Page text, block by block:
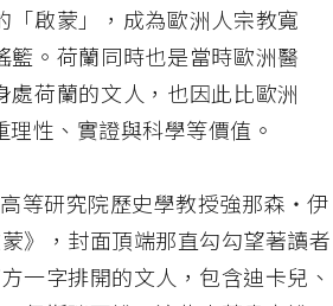
「啟蒙」，成為歐洲人宗教寬
籃。荷蘭同時也是當時歐洲醫
處荷蘭的文人，也因此比歐洲
性、實證與科學等價值。